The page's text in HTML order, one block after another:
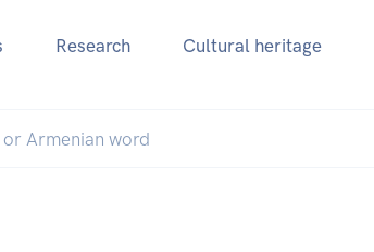
Research Cultural heritage